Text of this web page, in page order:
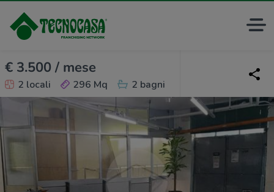
€ 3.500 / mese
2 locali 296 Mq 2 bagni